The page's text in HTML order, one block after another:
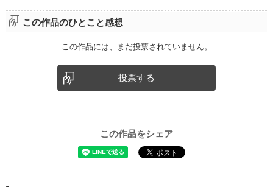
この作品のひとこと感想
この作品には、まだ投票されていません。
投票する
この作品をシェア